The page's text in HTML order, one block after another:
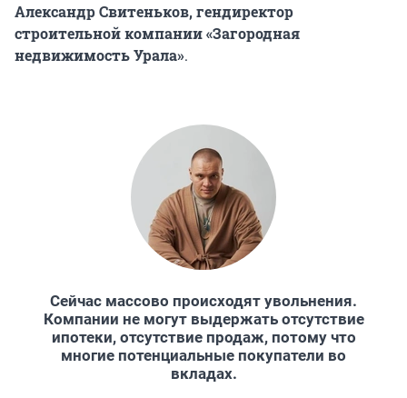
Александр Свитеньков, гендиректор
строительной компании «Загородная
недвижимость Урала».
Сейчас массово происходят увольнения.
Компании не могут выдержать отсутствие
ипотеки, отсутствие продаж, потому что
многие потенциальные покупатели во
вкладах.